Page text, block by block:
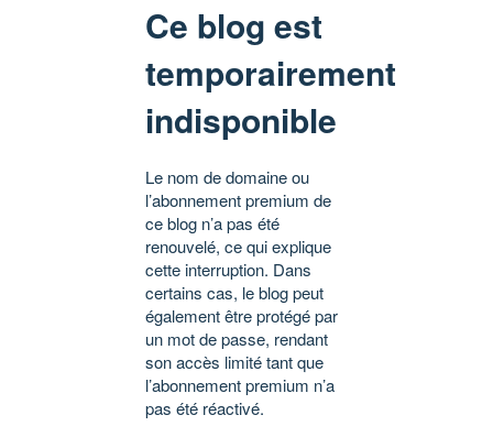
Ce blog est
temporairement
indisponible
Le nom de domaine ou
l’abonnement premium de
ce blog n’a pas été
renouvelé, ce qui explique
cette interruption. Dans
certains cas, le blog peut
également être protégé par
un mot de passe, rendant
son accès limité tant que
l’abonnement premium n’a
pas été réactivé.